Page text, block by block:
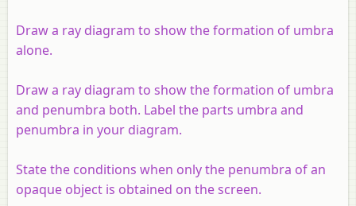
Draw a ray diagram to show the formation of umbra
alone.
Draw a ray diagram to show the formation of umbra
and penumbra both. Label the parts umbra and
penumbra in your diagram.
State the conditions when only the penumbra of an
opaque object is obtained on the screen.